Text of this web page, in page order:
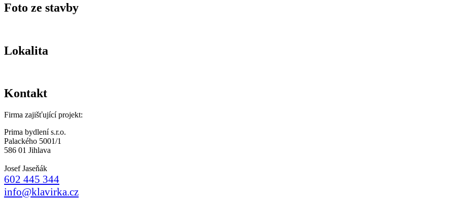
Foto ze stavby
Lokalita
Kontakt
Firma zajišťující projekt:
Prima bydlení s.r.o.
Palackého 5001/1
586 01 Jihlava
Josef Jaseňák
602 445 344
info@klavirka.cz